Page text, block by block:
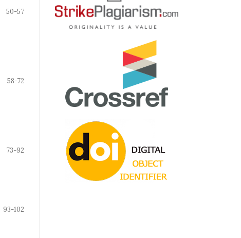
50-57
58-72
73-92
93-102